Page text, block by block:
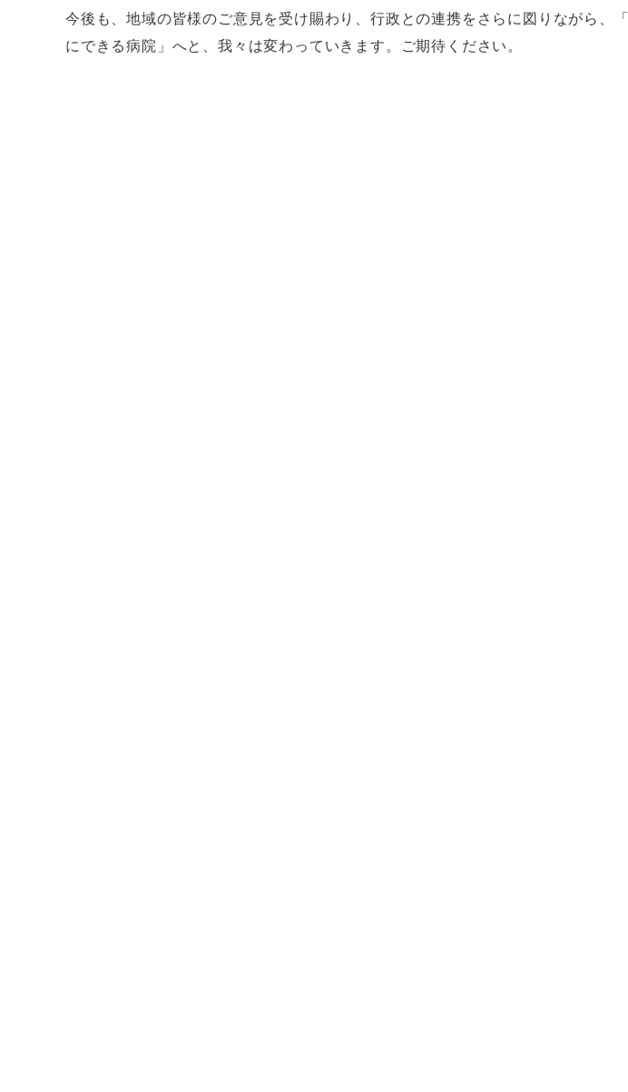
今後も、地域の皆様のご意見を受け賜わり、行政との連携をさらに図りながら、
にできる病院」へと、我々は変わっていきます。ご期待ください。